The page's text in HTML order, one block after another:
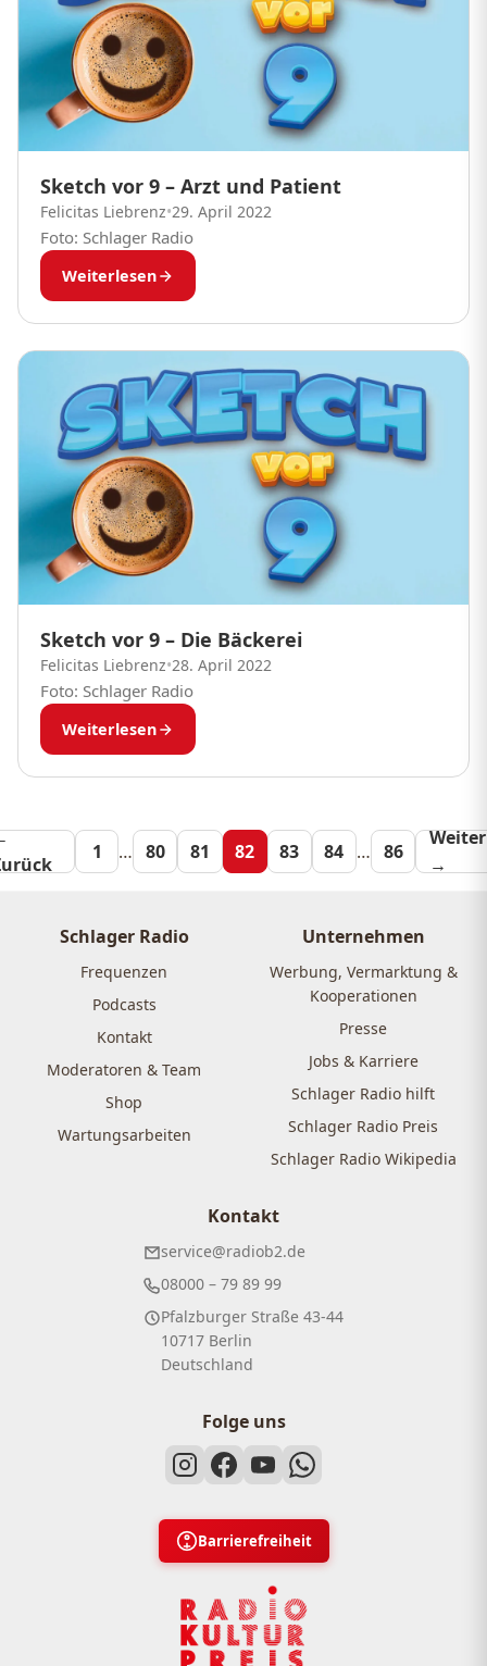
Sketch vor 9 – Arzt und Patient
Felicitas Liebrenz•29. April 2022
Foto: Schlager Radio
Weiterlesen
Sketch vor 9 – Die Bäckerei
Felicitas Liebrenz•28. April 2022
Foto: Schlager Radio
Weiterlesen
der
1 … 80 81 82 83 84 … 86
Weiter
→
Schlager Radio
Frequenzen
Podcasts
Kontakt
Moderatoren & Team
Shop
Wartungsarbeiten
Unternehmen
Werbung, Vermarktung &
Kooperationen
Presse
Jobs & Karriere
Schlager Radio hilft
Schlager Radio Preis
Schlager Radio Wikipedia
Kontakt
service@radiob2.de
08000 – 79 89 99
Pfalzburger Straße 43-44
10717 Berlin
Deutschland
Folge uns
Barrierefreiheit